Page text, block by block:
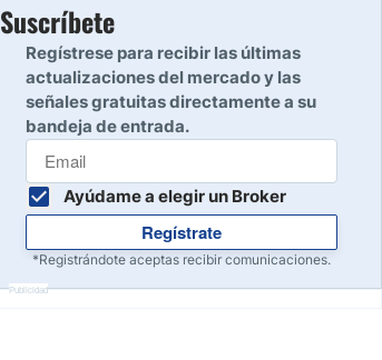
10
Suscríbete
Regístrese para recibir las últimas
actualizaciones del mercado y las
señales gratuitas directamente a su
bandeja de entrada.
Ayúdame a elegir un Broker
Regístrate
*Registrándote aceptas recibir comunicaciones.
Publicidad